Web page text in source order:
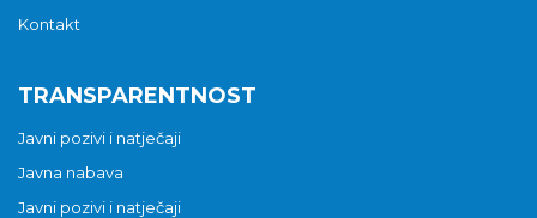
Kontakt
TRANSPARENTNOST
Javni pozivi i natječaji
Javna nabava
Javni pozivi i natječaji